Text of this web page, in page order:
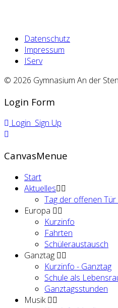
Datenschutz
Impressum
IServ
© 2026 Gymnasium An der
Login Form
Login Sign Up
CanvasMenue
Start
Aktuelles
Tag der offenen Tür
Europa
Kurzinfo
Fahrten
Schüleraustausch
Ganztag
Kurzinfo - Ganztag
Schule als
Ganztagsstunden
Musik